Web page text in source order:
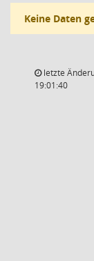
Keine Daten
letzte
19:01:40